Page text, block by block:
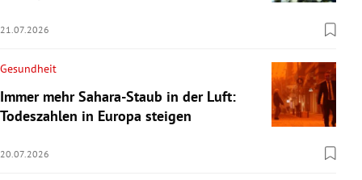
21.07.2026
Gesundheit
Immer mehr Sahara-Staub in der Luft:
Todeszahlen in Europa steigen
20.07.2026